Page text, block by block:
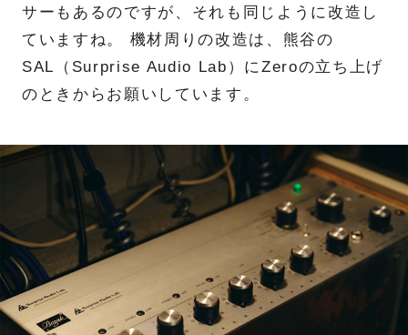
サーもあるのですが、それも同じように改造し
ていますね。 機材周りの改造は、熊谷の
SAL（Surprise Audio Lab）にZeroの立ち上げ
のときからお願いしています。